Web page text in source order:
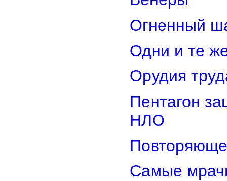
Огненный
Одни и те
Орудия
Пентагон
НЛО
Самые